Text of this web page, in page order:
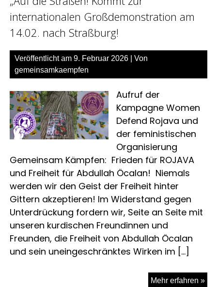
internationalen Großdemonstration am
14.02. nach Straßburg!
Veröffentlicht am 9. Februar 2026 | Von
gemeinsamkaempfen
Aufruf der
Kampagne Women
Defend Rojava und
der feministischen
Organisierung
Gemeinsam Kämpfen: Frieden für ROJAVA
und Freiheit für Abdullah Öcalan! Niemals
werden wir den Geist der Freiheit hinter
Gittern akzeptieren! Im Widerstand gegen
Unterdrückung fordern wir, Seite an Seite mit
unseren kurdischen Freundinnen und
Freunden, die Freiheit von Abdullah Öcalan
und sein uneingeschränktes Wirken im […]
Mehr erfahren »